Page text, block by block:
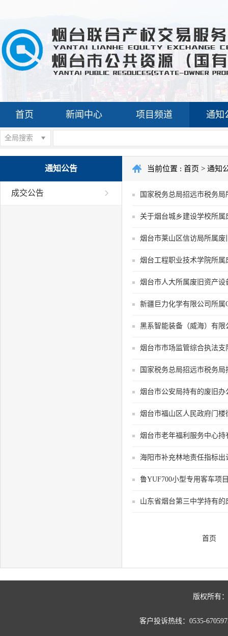
首页 新闻中心 项目频道 通知
全局搜索
通知公告
成交公告
当前位置 : 首页 > 通知
国家税务总局招远市税务
关于烟台城乡建设学校所
烟台市莱山区信访局所属
烟台工程职业技术学院所
烟台市人大所属废旧资产设
新疆巨力化学有限公司所属
黑系智能装备（威海）有限
烟台市市场监管综合执法
国家税务总局招远市税务
烟台市公安局持有的废旧
烟台市福山区人民政府门
烟台市老年福利服务中心
海阳市补充林地责任指标
鲁YUF700小型专用客车项
山东省烟台第三中学持有的
首页
版权所有
客户投诉热线：0535-